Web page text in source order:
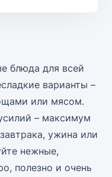
блюда для всей
варианты –
или мясом.
– максимум
ужина или
нежные,
полезно и очень